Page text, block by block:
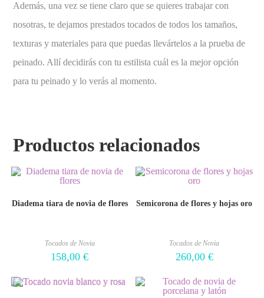
Además, una vez se tiene claro que se quieres trabajar con
nosotras, te dejamos prestados tocados de todos los tamaños,
texturas y materiales para que puedas llevártelos a la prueba de
peinado. Allí decidirás con tu estilista cuál es la mejor opción
para tu peinado y lo verás al momento.
Productos relacionados
Diadema tiara de novia de flores
Tocados de Novia
158,00€
Semicorona de flores y hojas oro
Tocados de Novia
260,00 €